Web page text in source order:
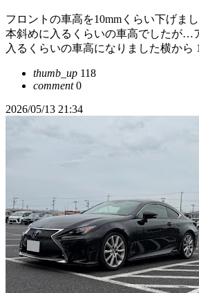
フロントの車高を10mmくらい下げま
本斜めに入るくらいの車高でしたが…
入るくらいの車高になりました横から
thumb_up 118
comment0
2026/05/13 21:34